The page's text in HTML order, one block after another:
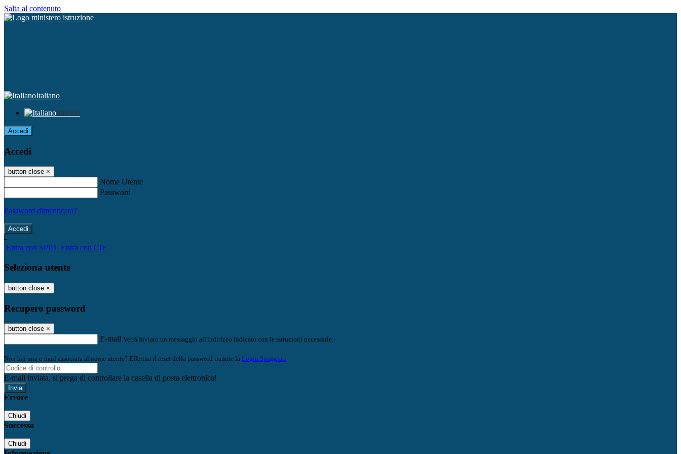
Salta al contenuto
Italiano
Italiano
Accedi
Accedi
button close ×
Nome Utente
Password
Password dimenticata?
-
Entra con SPID Entra con CIE
Seleziona utente
button close ×
Recupero password
button close ×
E-mail Verrà inviato un messaggio all'indirizzo indicato con le istruzioni necessarie.
Non hai una e-mail associata al nome utente? Effettua il reset della password tramite la Login Spaggiari
E-mail inviata, si prega di controllare la casella di posta elettronica!
Errore
Chiudi
Successo
Chiudi